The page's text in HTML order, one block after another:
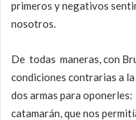
primeros y negativos
nosotros.
De todas maneras, con
condiciones contrarias a
dos armas para
catamarán, que nos